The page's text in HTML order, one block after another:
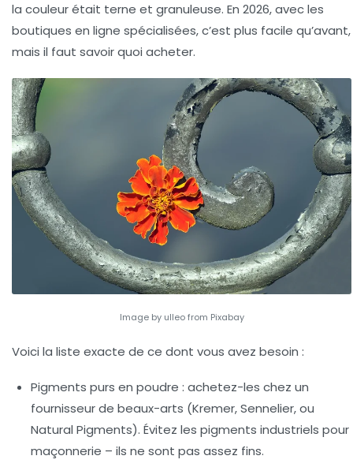
la couleur était terne et granuleuse. En 2026, avec les
boutiques en ligne spécialisées, c’est plus facile qu’avant,
mais il faut savoir quoi acheter.
Image by ulleo from Pixabay
Voici la liste exacte de ce dont vous avez besoin :
Pigments purs en poudre : achetez-les chez un
fournisseur de beaux-arts (Kremer, Sennelier, ou
Natural Pigments). Évitez les pigments industriels pour
maçonnerie – ils ne sont pas assez fins.